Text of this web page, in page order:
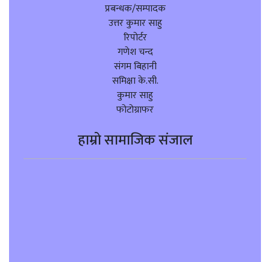
प्रबन्धक/सम्पादक
उत्तर कुमार साहु
रिपोर्टर
गणेश चन्द
संगम बिहानी
समिक्षा के.सी.
कुमार साहु
फोटोग्राफर
हाम्रो सामाजिक संजाल